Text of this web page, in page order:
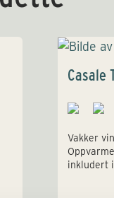
Casale
Vakker
inkludert